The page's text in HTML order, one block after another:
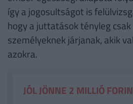
így a jogosultságot is
hogy a juttatások tényleg
személyeknek járjanak, akik
azokra.
JÓL JÖNNE 2 MILLIÓ